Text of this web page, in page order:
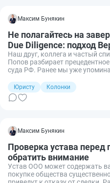
Максим Бунякин
Не полагайтесь на
Due Diligence: подход
Наш друг, коллега и частый
Попов разбирает
суда РФ. Ранее мы уже
действует презумпция — он
при покупке доли не может
заверения продавца.
Юристу
Колонки
Максим Бунякин
Проверка устава перед
обратить внимание
Устав ООО может содержать
покупке общества